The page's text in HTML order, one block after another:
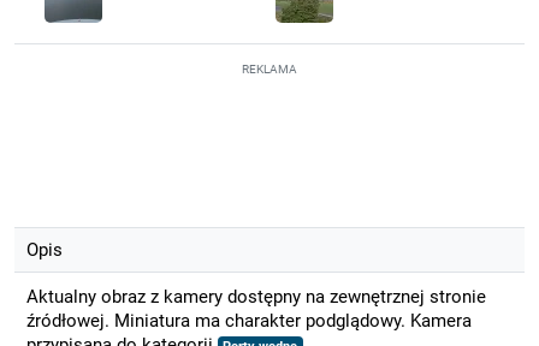
REKLAMA
Opis
Aktualny obraz z kamery dostępny na zewnętrznej stronie
źródłowej. Miniatura ma charakter podglądowy. Kamera